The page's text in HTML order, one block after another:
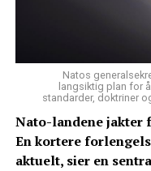
Natos
langsiktig plan for
standarder, doktriner
Nato-landene jakter
En kortere
aktuelt, sier en